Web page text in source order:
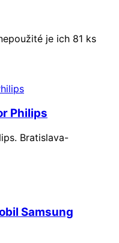
je ich 81 ks
Philips
Bratislava-
Samsung